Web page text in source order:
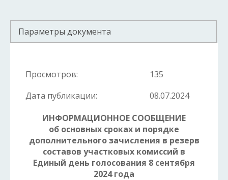
Параметры документа
Просмотров:
135
Дата публикации:
08.07.2024
ИНФОРМАЦИОННОЕ СООБЩЕНИЕ
об основных сроках и порядке
дополнительного зачисления в резерв
составов участковых комиссий в
Единый день голосования 8 сентября
2024 года